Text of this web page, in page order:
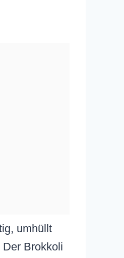
umhüllt
Brokkoli